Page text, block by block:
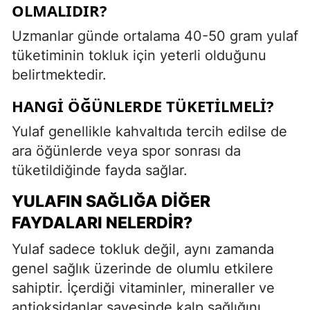
OLMALIDIR?
Uzmanlar günde ortalama 40-50 gram yulaf
tüketiminin tokluk için yeterli olduğunu
belirtmektedir.
HANGI ÖĞÜNLERDE TÜKETILMELI?
Yulaf genellikle kahvaltıda tercih edilse de
ara öğünlerde veya spor sonrası da
tüketildiğinde fayda sağlar.
YULAFIN SAĞLIĞA DIĞER
FAYDALARI NELERDIR?
Yulaf sadece tokluk değil, aynı zamanda
genel sağlık üzerinde de olumlu etkilere
sahiptir. İçerdiği vitaminler, mineraller ve